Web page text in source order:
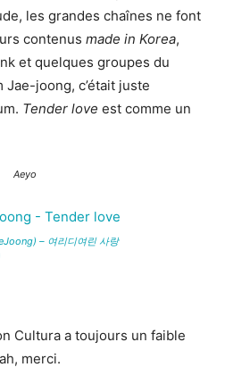
les grandes chaînes ne font
contenus made in Korea,
et quelques groupes du
joong, c’était juste
Tender love est comme un
Aeyo
– 여리디여린 사랑
Cultura a toujours un faible
merci.